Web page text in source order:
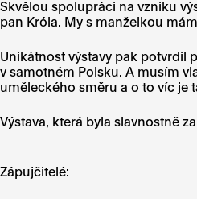
Skvělou spolupráci na vzniku
pan Króla. My s manželkou
Unikátnost výstavy pak potvrdil
v samotném Polsku. A musím
uměleckého směru a o to víc je
Výstava, která byla slavnostně
Zápujčitelé: